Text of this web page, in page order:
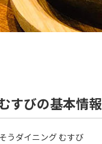
すびの基本情報
うダイニング むすび